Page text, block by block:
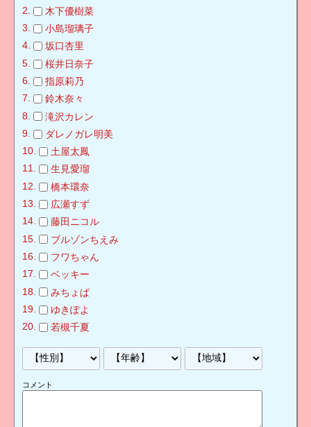
木下優樹菜
小島瑠璃子
坂口杏里
桜井日奈子
指原莉乃
鈴木奈々
滝沢カレン
ダレノガレ明美
土屋太鳳
生見愛瑠
橋本環奈
広瀬すず
藤田ニコル
ブルゾンちえみ
フワちゃん
ベッキー
みちょぱ
ゆきぽよ
若槻千夏
コメント